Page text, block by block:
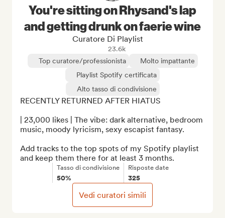
You're sitting on Rhysand's lap
and getting drunk on faerie wine
Curatore Di Playlist
23.6k
Top curatore/professionista
Molto impattante
Playlist Spotify certificata
Alto tasso di condivisione
RECENTLY RETURNED AFTER HIATUS
| 23,000 likes | The vibe: dark alternative, bedroom
music, moody lyricism, sexy escapist fantasy.
Add tracks to the top spots of my Spotify playlist
and keep them there for at least 3 months.
Tasso di condivisione
50%
Risposte date
325
Vedi curatori simili